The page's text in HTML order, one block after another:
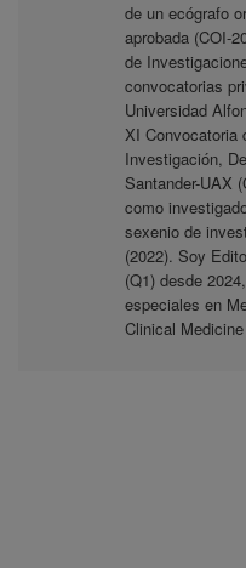
de un ecógrafo
aprobada (COI-
de
convocatorias
Universidad
XI Convocatoria
Investigación,
Santander-UAX
como
sexenio de
(2022). Soy
(Q1) desde
especiales en
Clinical